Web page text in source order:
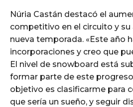
Núria Castán destacó el
competitivo en el circuito y
nueva temporada. «Este año
incorporaciones y creo que
El nivel de snowboard está
formar parte de este
objetivo es clasificarme para
que sería un sueño, y seguir